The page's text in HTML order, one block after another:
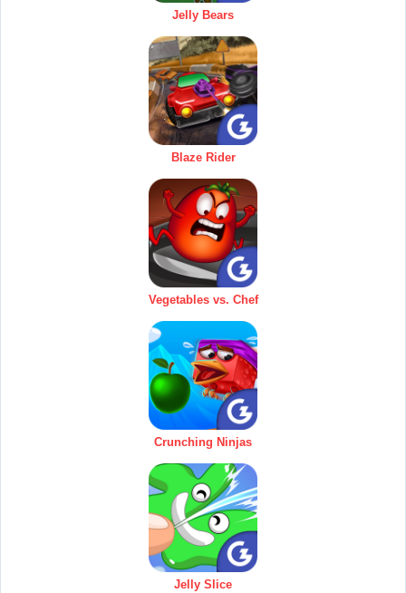
Jelly Bears
Blaze Rider
Vegetables vs. Chef
Crunching Ninjas
Jelly Slice